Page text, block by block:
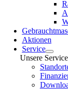
Aktionen
Service
Unsere